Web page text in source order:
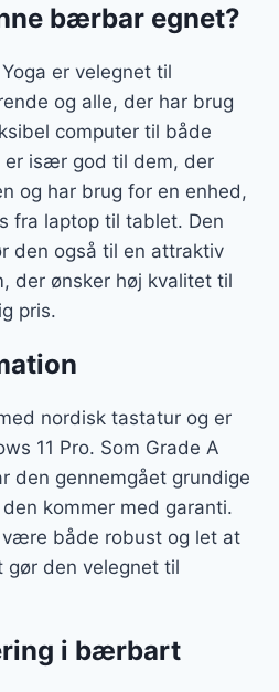
bærbar egnet?
er velegnet til
og alle, der har brug
computer til både
er især god til dem, der
og har brug for en enhed,
fra laptop til tablet. Den
den også til en attraktiv
der ønsker høj kvalitet til
pris.
nordisk tastatur og er
11 Pro. Som Grade A
den gennemgået grundige
kommer med garanti.
både robust og let at
den velegnet til
i bærbart